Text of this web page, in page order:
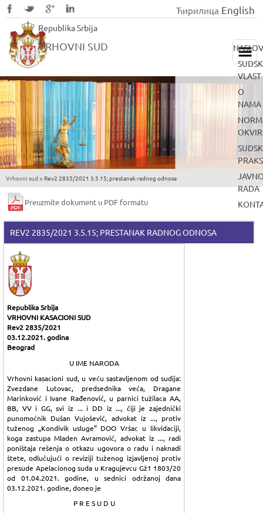
to
main
Republika Srbija
VRHOVNI SUD
Ћирилица English
VLAST
O
NAMA
OKVIR
RADA
You
are
here
Vrhovni sud > Rev2 2835/2021 3.5.15; prestanak radnog odnosa
Preuzmite dokument u PDF formatu
REV2 2835/2021 3.5.15; PRESTANAK RADNOG ODNOSA
Republika Srbija
VRHOVNI KASACIONI SUD
Rev2 2835/2021
03.12.2021. godina
Beograd
U IME NARODA
Vrhovni kasacioni sud, u veću sastavljenom od sudija:
Zvezdane Lutovac, predsednika veća, Dragane
Marinković i Ivane Rađenović, u parnici tužilaca AA,
BB, VV i GG, svi iz ... i DD iz ..., čiji je zajednički
punomoćnik Dušan Vujošević, advokat iz ..., protiv
tuženog „Kondivik usluge“ DOO Vršac u likvidaciji,
koga zastupa Mladen Avramović, advokat iz ..., radi
poništaja rešenja o otkazu ugovora o radu i naknadi
štete, odlučujući o reviziji tuženog izjavljenoj protiv
presude Apelacionog suda u Kragujevcu Gž1 1803/20
od 01.04.2021. godine, u sednici održanoj dana
03.12.2021. godine, doneo je
P R E S U D U